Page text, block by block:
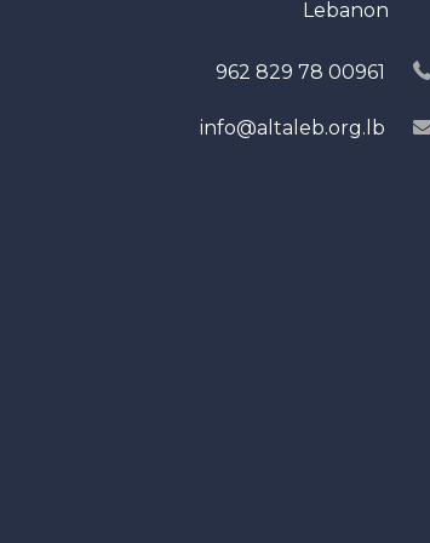
Lebanon
00961 78 829 962
info@altaleb.org.lb